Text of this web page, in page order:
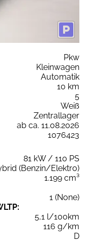
Pkw
Kleinwagen
Automatik
10 km
5
Weiß
Zentrallager
ab ca. 11.08.2026
1076423
81 kW / 110 PS
(Benzin/Elektro)
1.199 cm³
1 (None)
5,1 l/100km
116 g/km
D